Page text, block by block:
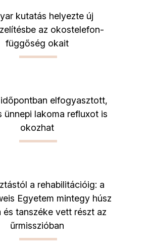
kutatás helyezte új
az okostelefon-
függőség okait
elfogyasztott,
ünnepi lakoma refluxot is
okozhat
a rehabilitációig: a
Egyetem mintegy húsz
és tanszéke vett részt az
űrmisszióban